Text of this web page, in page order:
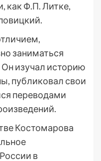
как Ф.П. Литке,
заниматься
изучал историю
публиковал свои
переводами
Костомарова
в